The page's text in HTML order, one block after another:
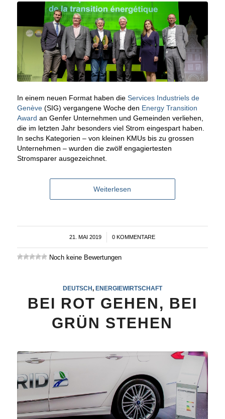
In einem neuen Format haben die Services Industriels de
Genève(SIG) vergangene Woche den Energy Transition
Award an Genfer Unternehmen und Gemeinden verliehen,
die im letzten Jahr besonders viel Strom eingespart haben.
In sechs Kategorien – von kleinen KMUs bis zu grossen
Unternehmen – wurden die zwölf engagiertesten
Stromsparer ausgezeichnet.
Weiterlesen
21. MAI 2019
/ 0 KOMMENTARE
Noch keine Bewertungen
DEUTSCH, ENERGIEWIRTSCHAFT
BEI ROT GEHEN, BEI
GRÜN STEHEN